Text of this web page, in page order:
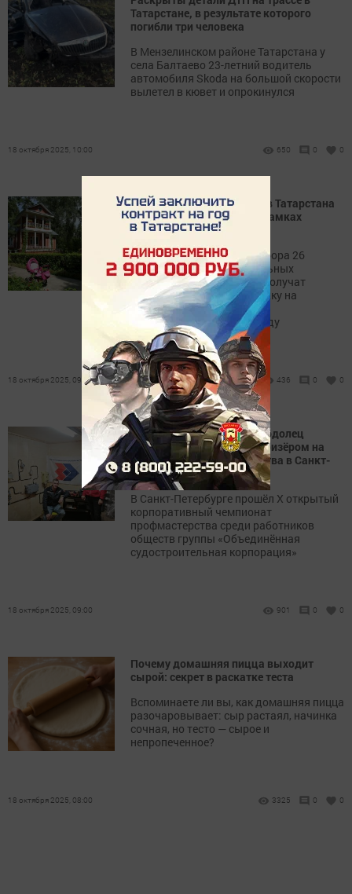
Татарстане, в результате которого
погибли три человека
В Мензелинском районе Татарстана у
села Балтаево 23-летний водитель
автомобиля Skoda на большой скорости
вылетел в кювет и опрокинулся
18 октября 2025, 10:00 650 0 0
26 туристических проектов Татарстана
получат господдержку в рамках
нацпроекта
По итогам конкурсного отбора 26
проектов из 10 муниципальных
образований Татарстана получат
государственную поддержку на
развитие туристической
инфраструктуры в 2025 году
18 октября 2025, 09:30 436 0 0
«Азарт на все 100!»: зеленодолец
Дмитрий Шешокин стал призёром на
чемпионате профмастерства в Санкт-
Петербурге
В Санкт-Петербурге прошёл Х открытый
корпоративный чемпионат
профмастерства среди работников
обществ группы «Объединённая
судостроительная корпорация»
18 октября 2025, 09:00 901 0 0
Почему домашняя пицца выходит
сырой: секрет в раскатке теста
Вспоминаете ли вы, как домашняя пицца
разочаровывает: сыр растаял, начинка
сочная, но тесто — сырое и
непропеченное?
18 октября 2025, 08:00 3325 0 0